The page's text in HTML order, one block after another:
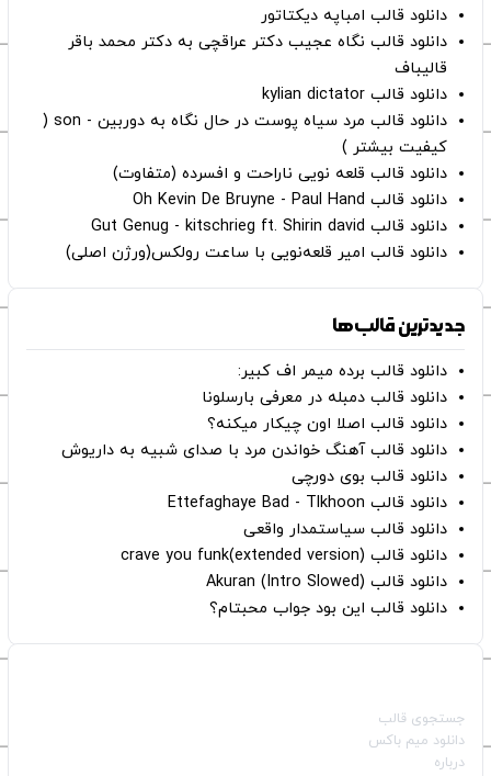
دانلود قالب امباپه دیکتاتور
دانلود قالب نگاه عجیب دکتر عراقچی به دکتر محمد باقر
قالیباف
دانلود قالب kylian dictator
دانلود قالب مرد سیاه پوست در حال نگاه به دوربین - son (
کیفیت بیشتر )
دانلود قالب قلعه نویی ناراحت و افسرده (متفاوت)
دانلود قالب Oh Kevin De Bruyne - Paul Hand
دانلود قالب Gut Genug - kitschrieg ft. Shirin david
دانلود قالب امیر قلعه‌نویی با ساعت رولکس(ورژن اصلی)
جدیدترین قالب‌ها
دانلود قالب برده میمر اف کبیر:
دانلود قالب دمبله در معرفی بارسلونا
دانلود قالب اصلا اون چیکار میکنه؟
دانلود قالب آهنگ خواندن مرد با صدای شبیه به داریوش
دانلود قالب بوی دورچی
دانلود قالب Ettefaghaye Bad - Tlkhoon
دانلود قالب سیاستمدار واقعی
دانلود قالب crave you funk(extended version)
دانلود قالب (Intro Slowed) Akuran
دانلود قالب این بود جواب محبتام؟
جستجوی قالب
دانلود میم باکس
درباره